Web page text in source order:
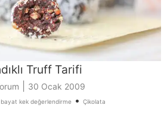
Truff Tarifi
30 Ocak 2009
bayat kek değerlendirme • Çikolata